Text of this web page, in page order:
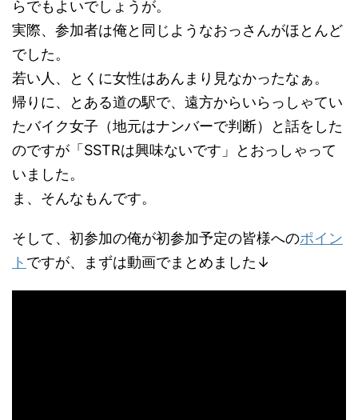
らでもよいでしょうが。
実際、参加者は俺と同じようなおっさんがほとんど
でした。
若い人、とくに女性はあんまり見なかったなぁ。
帰りに、とある道の駅で、遠方からいらっしゃてい
たバイク女子（地元はナンバーで判断）と話をした
のですが「SSTRは興味ないです」とおっしゃって
いました。
ま、そんなもんです。
そして、初参加の俺が初参加予定の皆様へのポイン
ト ですが、まずは動画でまとめました↓